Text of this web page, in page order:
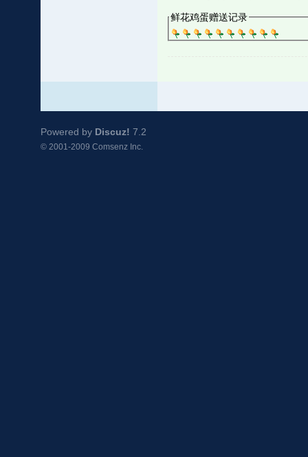
鲜花鸡蛋赠送记录
Powered by Discuz! 7.2
© 2001-2009 Comsenz Inc.